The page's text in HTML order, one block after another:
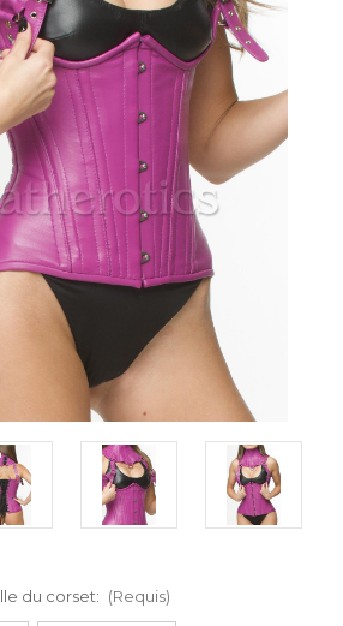
du corset: (Requis)